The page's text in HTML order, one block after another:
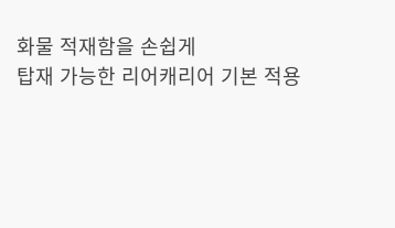
화물 적재함을 손쉽게
탑재 가능한 리어캐리어 기본 적용